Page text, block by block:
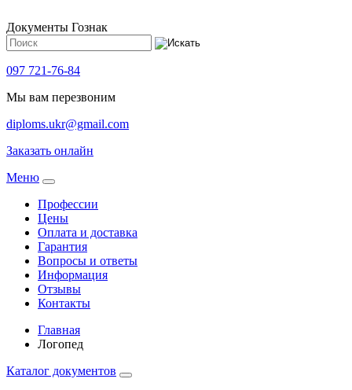
Документы Гознак
097 721-76-84
Мы вам перезвоним
diploms.ukr@gmail.com
Заказать онлайн
Meню
Профессии
Цены
Оплата и доставка
Гарантия
Вопросы и ответы
Информация
Отзывы
Контакты
Главная
Логопед
Каталог документов